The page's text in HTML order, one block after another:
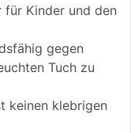
für Kinder und den
gegen
Tuch zu
keinen klebrigen